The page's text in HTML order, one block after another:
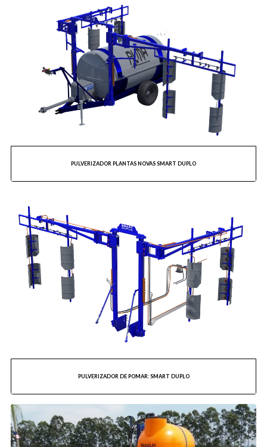
PULVERIZADOR PLANTAS NOVAS SMART DUPLO
PULVERIZADOR DE POMAR: SMART DUPLO